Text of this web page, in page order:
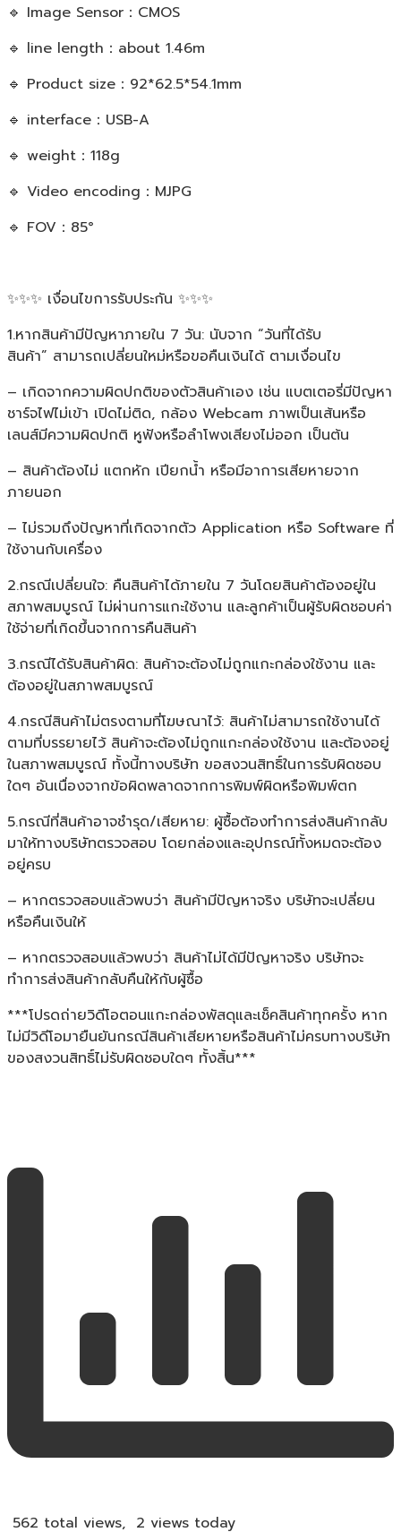
🔹 Image Sensor：CMOS
🔹 line length：about 1.46m
🔹 Product size：92*62.5*54.1mm
🔹 interface：USB-A
🔹 weight：118g
🔹 Video encoding：MJPG
🔹 FOV：85°
✨✨✨ เงื่อนไขการรับประกัน ✨✨✨
1.หากสินค้ามีปัญหาภายใน 7 วัน: นับจาก “วันที่ได้รับ
สินค้า” สามารถเปลี่ยนใหม่หรือขอคืนเงินได้ ตามเงื่อนไข
– เกิดจากความผิดปกติของตัวสินค้าเอง เช่น แบตเตอรี่มีปัญหา
ชาร์จไฟไม่เข้า เปิดไม่ติด, กล้อง Webcam ภาพเป็นเส้นหรือ
เลนส์มีความผิดปกติ หูฟังหรือลำโพงเสียงไม่ออก เป็นต้น
– สินค้าต้องไม่ แตกหัก เปียกน้ำ หรือมีอาการเสียหายจาก
ภายนอก
– ไม่รวมถึงปัญหาที่เกิดจากตัว Application หรือ Software ที่
ใช้งานกับเครื่อง
2.กรณีเปลี่ยนใจ: คืนสินค้าได้ภายใน 7 วันโดยสินค้าต้องอยู่ใน
สภาพสมบูรณ์ ไม่ผ่านการแกะใช้งาน และลูกค้าเป็นผู้รับผิดชอบค่า
ใช้จ่ายที่เกิดขึ้นจากการคืนสินค้า
3.กรณีได้รับสินค้าผิด: สินค้าจะต้องไม่ถูกแกะกล่องใช้งาน และ
ต้องอยู่ในสภาพสมบูรณ์
4.กรณีสินค้าไม่ตรงตามที่โฆษณาไว้: สินค้าไม่สามารถใช้งานได้
ตามที่บรรยายไว้ สินค้าจะต้องไม่ถูกแกะกล่องใช้งาน และต้องอยู่
ในสภาพสมบูรณ์ ทั้งนี้ทางบริษัท ขอสงวนสิทธิ์ในการรับผิดชอบ
ใดๆ อันเนื่องจากข้อผิดพลาดจากการพิมพ์ผิดหรือพิมพ์ตก
5.กรณีที่สินค้าอาจชำรุด/เสียหาย: ผู้ซื้อต้องทำการส่งสินค้ากลับ
มาให้ทางบริษัทตรวจสอบ โดยกล่องและอุปกรณ์ทั้งหมดจะต้อง
อยู่ครบ
– หากตรวจสอบแล้วพบว่า สินค้ามีปัญหาจริง บริษัทจะเปลี่ยน
หรือคืนเงินให้
– หากตรวจสอบแล้วพบว่า สินค้าไม่ได้มีปัญหาจริง บริษัทจะ
ทำการส่งสินค้ากลับคืนให้กับผู้ซื้อ
***โปรดถ่ายวิดีโอตอนแกะกล่องพัสดุและเช็คสินค้าทุกครั้ง หาก
ไม่มีวิดีโอมายืนยันกรณีสินค้าเสียหายหรือสินค้าไม่ครบทางบริษัท
ของสงวนสิทธิ์ไม่รับผิดชอบใดๆ ทั้งสิ้น***
562 total views, 2 views today